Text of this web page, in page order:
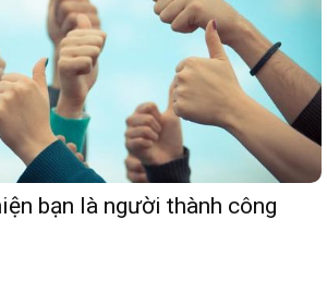
bạn là người thành công